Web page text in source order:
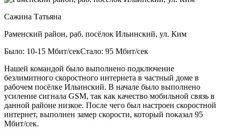
Сажина Татьяна
Раменский район, раб. посёлок Ильинский, ул. Ким
Было: 10-15 Мбит/секСтало: 95 Мбит/сек
Нашей командой было выполнено подключение
безлимитного скоростного интернета в частный доме в
рабочем посёлке Ильинский. В начале было выполнено
усиление сигнала GSM, так как качество мобильной связь в
данной районе низкое. После чего был настроен скоростной
интернет, выполнен замер скорости, который показал 95
Мбит/сек.